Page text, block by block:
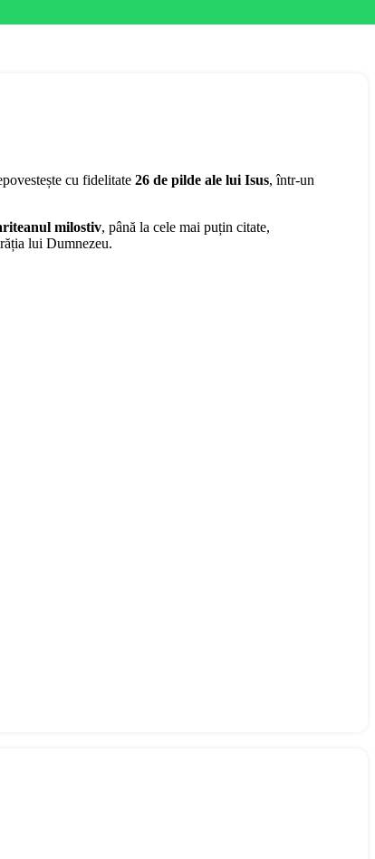
cu fidelitate 26 de pilde ale lui Isus, într-un
milostiv, până la cele mai puțin citate,
lui Dumnezeu.